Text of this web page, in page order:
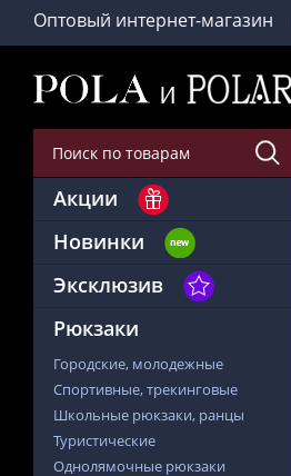
Оптовый интернет-магазин
Акции
Новинки
Эксклюзив
Рюкзаки
Городские, молодежные
Спортивные, трекинговые
Школьные рюкзаки, ранцы
Туристические
Однолямочные рюкзаки